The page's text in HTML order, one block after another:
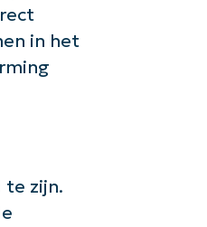
in het
zijn.
analyses!